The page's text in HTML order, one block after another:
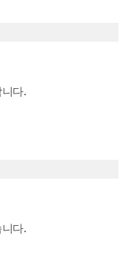
다.
다.